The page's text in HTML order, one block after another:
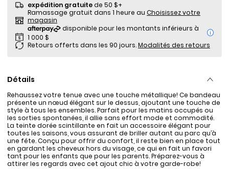
expédition gratuitede 50 $+
Ramassage gratuit dans 1 heure au Choisissez votre
magasin
i
Retours offerts dans les 90 jours.Modalités des retours
Détails
Rehaussez votre tenue avec une touche métallique! Ce bandeau
présente un nœud élégant sur le dessus, ajoutant une touche de
style à tous les ensembles. Parfait pour les matins occupés ou
les sorties spontanées, il allie sans effort mode et commodité.
La teinte dorée scintillante en fait un accessoire élégant pour
toutes les saisons, vous assurant de briller autant au parc qu’à
une fête. Conçu pour offrir du confort, il reste bien en place tout
en gardant les cheveux hors du visage, ce qui en fait un favori
tant pour les enfants que pour les parents. Préparez-vous à
attirer les regards avec cet ajout chic à votre garde-robe!